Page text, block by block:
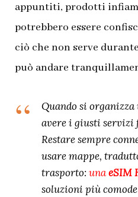
appuntiti, prodotti
potrebbero essere
ciò che non serve
può andare
Quando si organizza
avere i giusti servizi
Restare sempre
usare mappe,
trasporto: unaeSIM
soluzioni più